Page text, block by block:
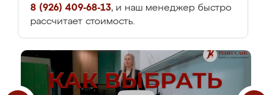
8 (926) 409-68-13, и наш менеджер быстро
рассчитает стоимость.